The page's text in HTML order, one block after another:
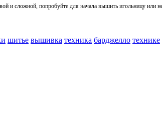
и сложной, попробуйте для начала вышить игольницу или
шитье вышивка техника барджелло технике